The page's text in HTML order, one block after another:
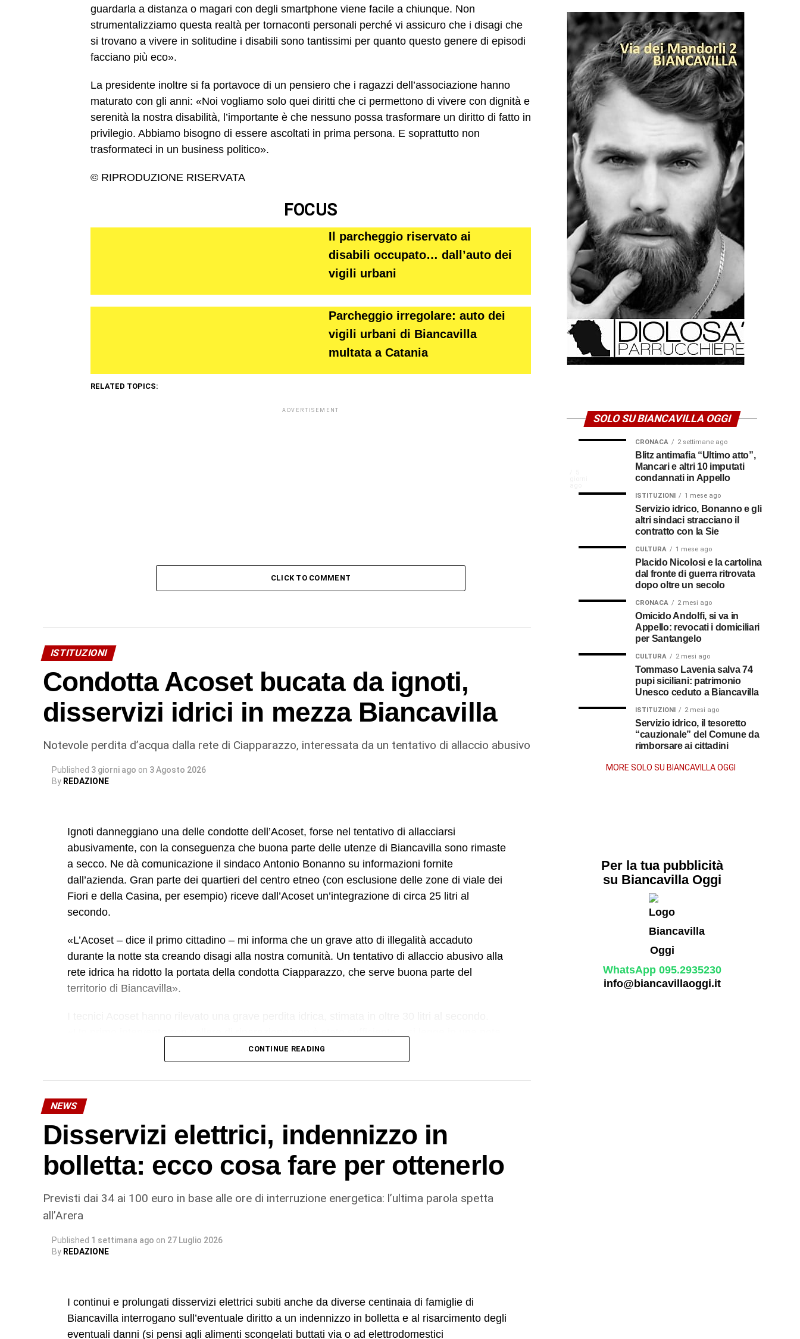
guardarla a distanza o magari con degli smartphone viene facile a chiunque. Non
strumentalizziamo questa realtà per tornaconti personali perché vi assicuro che i disagi che
si trovano a vivere in solitudine i disabili sono tantissimi per quanto questo genere di episodi
facciano più eco».
La presidente inoltre si fa portavoce di un pensiero che i ragazzi dell’associazione hanno
maturato con gli anni: «Noi vogliamo solo quei diritti che ci permettono di vivere con dignità e
serenità la nostra disabilità, l’importante è che nessuno possa trasformare un diritto di fatto in
privilegio. Abbiamo bisogno di essere ascoltati in prima persona. E soprattutto non
trasformateci in un business politico».
© RIPRODUZIONE RISERVATA
FOCUS
Il parcheggio riservato ai
disabili occupato… dall’auto dei
vigili urbani
Parcheggio irregolare: auto dei
vigili urbani di Biancavilla
multata a Catania
RELATED TOPICS:
ADVERTISEMENT
CLICK TO COMMENT
ISTITUZIONI
Condotta Acoset bucata da ignoti,
disservizi idrici in mezza Biancavilla
Notevole perdita d’acqua dalla rete di Ciapparazzo, interessata da un tentativo di allaccio abusivo
Published 3 giorni ago on 3 Agosto 2026
By REDAZIONE
Ignoti danneggiano una delle condotte dell’Acoset, forse nel tentativo di allacciarsi
abusivamente, con la conseguenza che buona parte delle utenze di Biancavilla sono rimaste
a secco. Ne dà comunicazione il sindaco Antonio Bonanno su informazioni fornite
dall’azienda. Gran parte dei quartieri del centro etneo (con esclusione delle zone di viale dei
Fiori e della Casina, per esempio) riceve dall’Acoset un’integrazione di circa 25 litri al
secondo.
«L’Acoset – dice il primo cittadino – mi informa che un grave atto di illegalità accaduto
durante la notte sta creando disagi alla nostra comunità. Un tentativo di allaccio abusivo alla
rete idrica ha ridotto la portata della condotta Ciapparazzo, che serve buona parte del
territorio di Biancavilla».
dell’azienda – a contenere la perdita. I nostri tecnici hanno quindi valutato che l’unica
soluzione realmente risolutiva è la sostituzione integrale del tratto danneggiato: un intervento
più impegnativo, ma necessario per garantire un ripristino sicuro e duraturo
dell’infrastruttura, evitando il rischio di nuovi cedimenti a breve termine». Il tempo previsto
per la riparazione è complessivamente di 24 ore.
© RIPRODUZIONE RISERVATA
CONTINUE READING
NEWS
Disservizi elettrici, indennizzo in
bolletta: ecco cosa fare per ottenerlo
Previsti dai 34 ai 100 euro in base alle ore di interruzione energetica: l’ultima parola spetta
all’Arera
Published 1 settimana ago on 27 Luglio 2026
By REDAZIONE
I continui e prolungati disservizi elettrici subiti anche da diverse centinaia di famiglie di
Biancavilla interrogano sull’eventuale diritto a un indennizzo in bolletta e al risarcimento degli
eventuali danni (si pensi agli alimenti scongelati buttati via o ad elettrodomestici
SOLO SU BIANCAVILLA OGGI
Calabria
premio
al
sacerdote
Vincenzo
77
dopo
morte
per
della
CRONACA 2 settimane ago
Blitz antimafia “Ultimo atto”,
Mancari e altri 10 imputati
condannati in Appello
ISTITUZIONI 1 mese ago
Servizio idrico, Bonanno e gli
altri sindaci stracciano il
contratto con la Sie
CULTURA 1 mese ago
Placido Nicolosi e la cartolina
dal fronte di guerra ritrovata
dopo oltre un secolo
CRONACA 2 mesi ago
Omicido Andolfi, si va in
Appello: revocati i domiciliari
per Santangelo
CULTURA 2 mesi ago
Tommaso Lavenia salva 74
pupi siciliani: patrimonio
Unesco ceduto a Biancavilla
ISTITUZIONI 2 mesi ago
Servizio idrico, il tesoretto
“cauzionale” del Comune da
rimborsare ai cittadini
MORE SOLO SU BIANCAVILLA OGGI
Per la tua pubblicità
su Biancavilla Oggi
WhatsApp 095.2935230
info@biancavillaoggi.it